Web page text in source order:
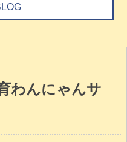
わんにゃんサ